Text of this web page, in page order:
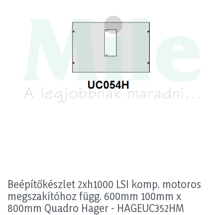
Beépítőkészlet 2xh1000 LSI komp. motoros
megszakítóhoz függ. 600mm 100mm x
800mm Quadro Hager - HAGEUC352HM